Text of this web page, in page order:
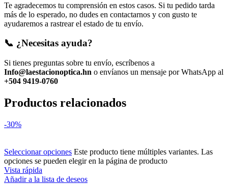
Te agradecemos tu comprensión en estos casos. Si tu pedido tarda
más de lo esperado, no dudes en contactarnos y con gusto te
ayudaremos a rastrear el estado de tu envío.
📞 ¿Necesitas ayuda?
Si tienes preguntas sobre tu envío, escríbenos a
Info@laestacionoptica.hn o envíanos un mensaje por WhatsApp al
+504 9419-0760
Productos relacionados
-30%
Seleccionar opciones Este producto tiene múltiples variantes. Las
opciones se pueden elegir en la página de producto
Vista rápida
Añadir a la lista de deseos